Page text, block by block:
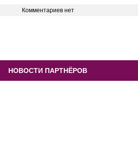
Комментариев нет
НОВОСТИ ПАРТНЁРОВ